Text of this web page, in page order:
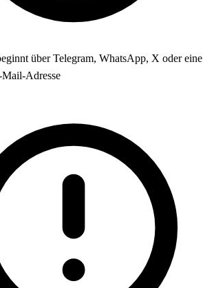
über Telegram, WhatsApp, X oder eine
Adresse